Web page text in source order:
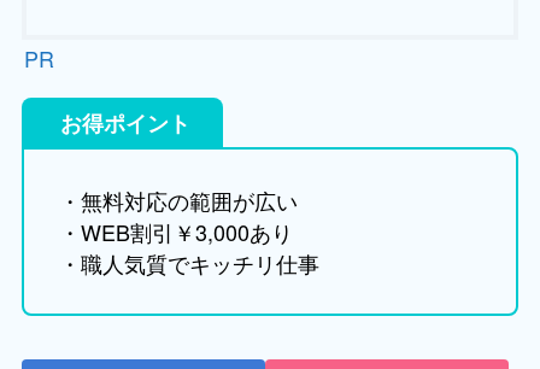
PR
お得ポイント
・無料対応の範囲が広い
・WEB割引￥3,000あり
・職人気質でキッチリ仕事